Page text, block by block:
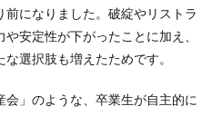
になりました。破綻やリストラ
安定性が下がったことに加え、
選択肢も増えたためです。
」のような、卒業生が自主的に